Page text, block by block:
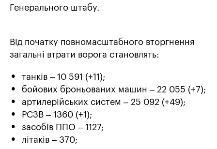
Генерального штабу.
Від початку повномасштабного вторгнення
загальні втрати ворога становлять:
танків ‒ 10 591 (+11);
бойових броньованих машин ‒ 22 055 (+7);
артилерійських систем – 25 092 (+49);
РСЗВ – 1360 (+1);
засобів ППО ‒ 1127;
літаків – 370;